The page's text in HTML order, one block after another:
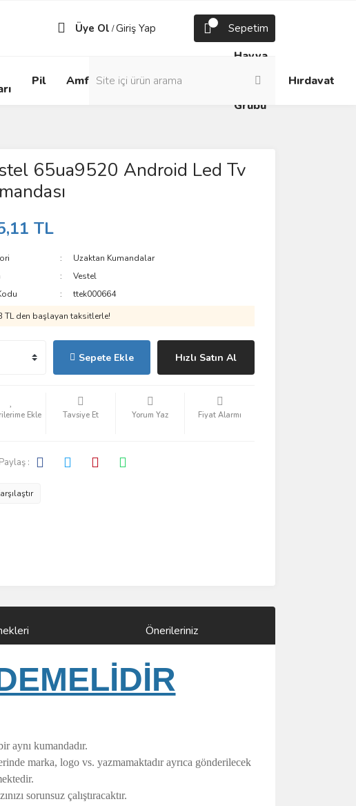
Üye Ol /Giriş Yap Sepetim
Pil Amfi
Box
Prizler
Havya
Lehim
Grubu
Hırdavat
65ua9520 Android Led Tv
TL
Uzaktan Kumandalar
Vestel
ttek000664
TL den başlayan taksitlerle!
Sepete Ekle Hızlı Satın Al
Tavsiye Et Yorum Yaz Fiyat Alarmı
:
Önerileriniz
aynı kumandadır.
marka, logo vs. yazmamaktadır ayrıca gönderilecek
sorunsuz çalıştıracaktır.